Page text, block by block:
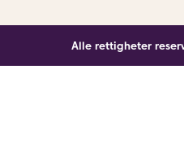
Alle rettigheter